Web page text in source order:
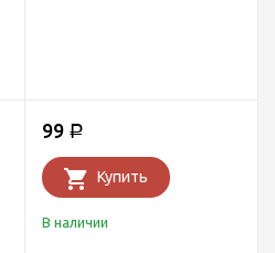
99 Р
Купить
В наличии